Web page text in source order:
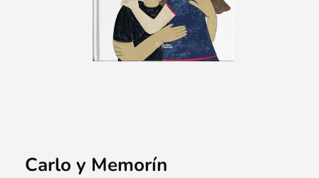
Carlo y Memorín